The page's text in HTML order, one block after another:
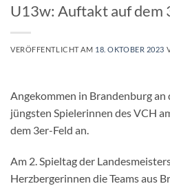
U13w: Auftakt auf dem
VERÖFFENTLICHT AM 18. OKTOBER 2023
Angekommen in Brandenburg
jüngsten Spielerinnen des VCH
dem 3er-Feld an.
Am 2. Spieltag der
Herzbergerinnen die Teams aus